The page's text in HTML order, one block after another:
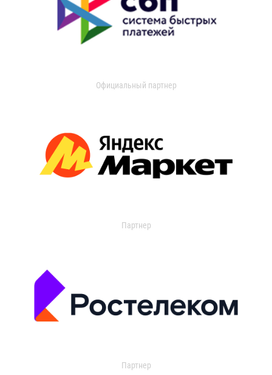
Официальный партнер
Партнер
Партнер